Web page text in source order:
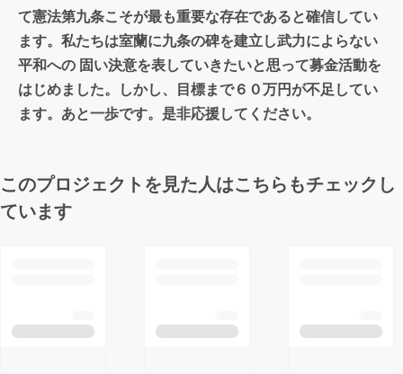
て憲法第九条こそが最も重要な存在であると確信してい
ます。私たちは室蘭に九条の碑を建立し武力によらない
平和への 固い決意を表していきたいと思って募金活動を
はじめました。しかし、目標まで６０万円が不足してい
ます。あと一歩です。是非応援してください。
このプロジェクトを見た人はこちらもチェックし
ています